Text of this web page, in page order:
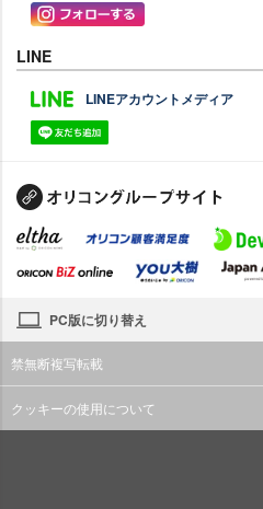
LINE
LINEアカウントメディア
PC版に切り替え
禁無断複写転載
クッキーの使用について